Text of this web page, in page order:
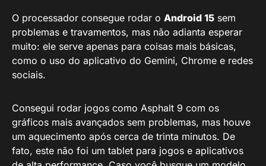
O processador consegue rodar o Android 15 sem
problemas e travamentos, mas não adianta esperar
muito: ele serve apenas para coisas mais básicas,
como o uso do aplicativo do Gemini, Chrome e redes
sociais.
Consegui rodar jogos como Asphalt 9 com os
gráficos mais avançados sem problemas, mas houve
um aquecimento após cerca de trinta minutos. De
fato, este não foi um tablet para jogos e aplicativos